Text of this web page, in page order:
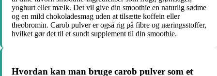
yoghurt eller mælk. Det vil give din smoothie en naturlig sødme
og en mild chokoladesmag uden at tilsætte koffein eller
theobromin. Carob pulver er også rig på fibre og næringsstoffer,
hvilket gør det til et sundt supplement til din smoothie.
Hvordan kan man bruge carob pulver som et